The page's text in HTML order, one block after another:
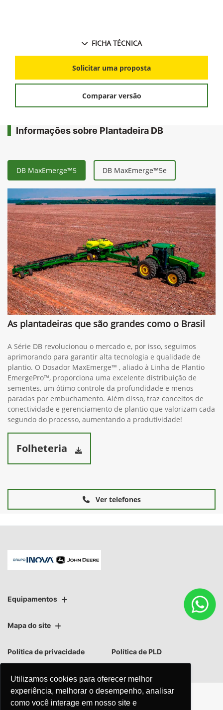
Utilizamos cookies para oferecer melhor
experiência, melhorar o desempenho, analisar
como você interage em nosso site e
FICHA TÉCNICA
Solicitar uma proposta
Comparar versão
Informações sobre Plantadeira DB
DB MaxEmerge™5 DB MaxEmerge™5e
As plantadeiras que são grandes como o Brasil
A Série DB revolucionou o mercado e, por isso, seguimos
aprimorando para garantir alta tecnologia e qualidade de
plantio. O Dosador MaxEmerge™ , aliado à Linha de Plantio
EmergePro™, proporciona uma excelente distribuição de
sementes, um ótimo controle da profundidade e menos
paradas por embuchamento. Além disso, traz conceitos de
conectividade e gerenciamento de plantio que valorizam cada
segundo do processo, aumentando a produtividade!
Folheteria
Ver telefones
Equipamentos
Mapa do site
Política de privacidade Política de PLD